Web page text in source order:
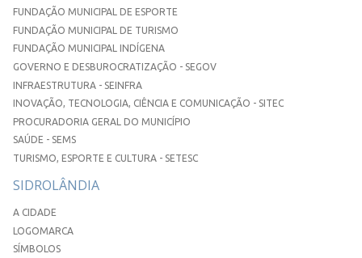
FUNDAÇÃO MUNICIPAL DE ESPORTE
FUNDAÇÃO MUNICIPAL DE TURISMO
FUNDAÇÃO MUNICIPAL INDÍGENA
GOVERNO E DESBUROCRATIZAÇÃO - SEGOV
INFRAESTRUTURA - SEINFRA
INOVAÇÃO, TECNOLOGIA, CIÊNCIA E COMUNICAÇÃO - SITEC
PROCURADORIA GERAL DO MUNICÍPIO
SAÚDE - SEMS
TURISMO, ESPORTE E CULTURA - SETESC
SIDROLÂNDIA
A CIDADE
LOGOMARCA
SÍMBOLOS